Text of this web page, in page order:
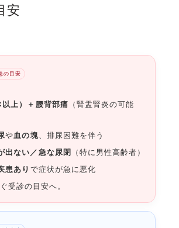
安
の目安
上）＋腰背部痛 （腎盂腎炎の可能
や血の塊、排尿困難を伴う
出ない／急な尿閉 （特に男性高齢者）
患あり で症状が急に悪化
受診の目安へ。